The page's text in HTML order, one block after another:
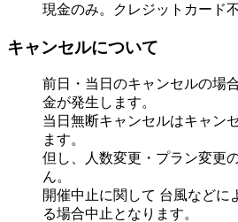
現金のみ。クレジットカード
キャンセルについて
前日・当日のキャンセルの場
金が発生します。
当日無断キャンセルはキャン
ます。
但し、人数変更・プラン変更
ん。
開催中止に関して 台風などに
る場合中止となります。